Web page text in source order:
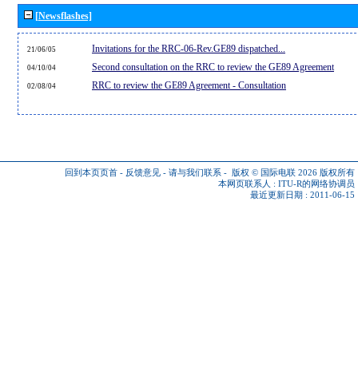
[Newsflashes]
21/06/05 Invitations for the RRC-06-Rev.GE89 dispatched...
04/10/04 Second consultation on the RRC to review the GE89 Agreement
02/08/04 RRC to review the GE89 Agreement - Consultation
回到本页页首 - 反馈意见 - 请与我们联系 - 版权 © 国际电联 2026 版权所有
本网页联系人 : ITU-R的网络协调员
最近更新日期 : 2011-06-15